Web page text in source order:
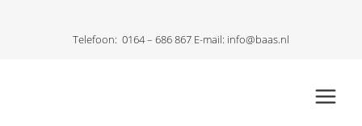
Telefoon: 0164 – 686 867 E-mail: info@baas.nl